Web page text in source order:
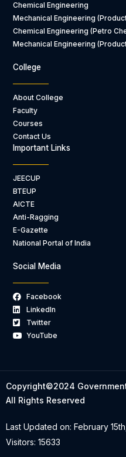
Chemical Engineering
Mechanical Engineering
Chemical Engineering (Petro
Mechanical Engineering
College
About College
Faculty
Courses
Contact Us
Important Links
JEECUP
BTEUP
AICTE
Anti-Ragging
E-Gazette
National Portal of India
Social Media
Facebook
LinkedIn
Twitter
YouTube
Copyright©2024
All Rights Reserved
Last Updated on: February
Visitors: 15633